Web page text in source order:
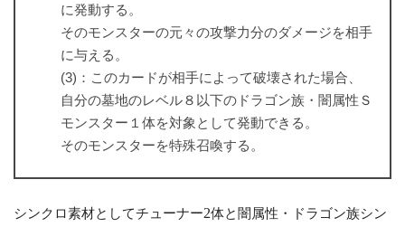
に発動する。
そのモンスターの元々の攻撃力分のダメージを相手
に与える。
(3)：このカードが相手によって破壊された場合、
自分の墓地のレベル８以下のドラゴン族・闇属性Ｓ
モンスター１体を対象として発動できる。
そのモンスターを特殊召喚する。
シンクロ素材としてチューナー2体と闇属性・ドラゴン族シン